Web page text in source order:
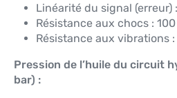
Linéarité du signal (erreur)
Résistance aux chocs :
Résistance aux vibrations :
Pression de l’huile du circuit
bar) :